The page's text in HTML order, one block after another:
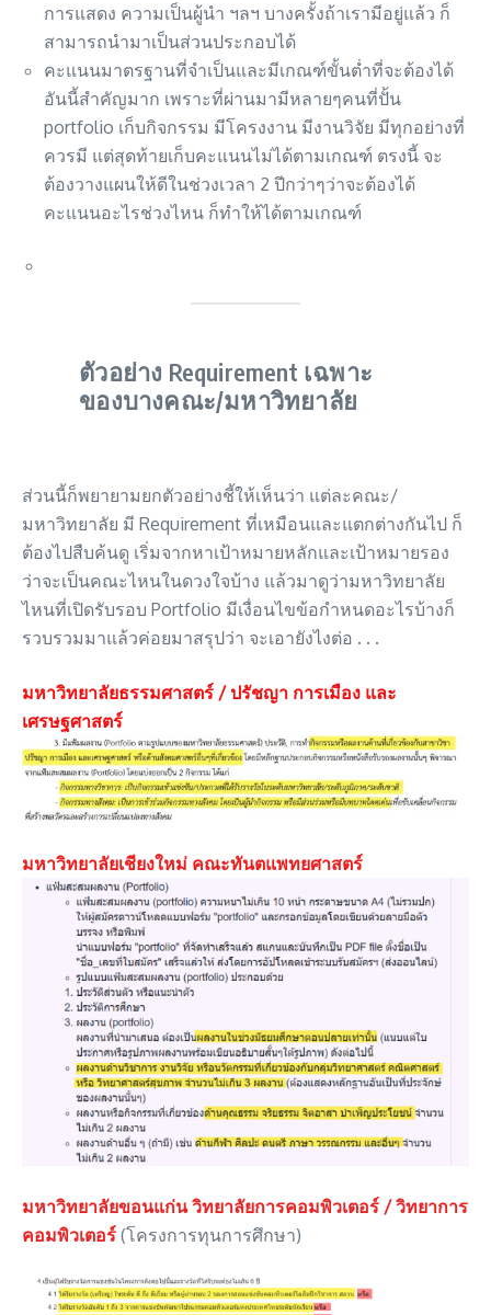
การแสดง ความเป็นผู้นำ ฯลฯ บางครั้งถ้าเรามีอยู่แล้ว ก็
สามารถนำมาเป็นส่วนประกอบได้
คะแนนมาตรฐานที่จำเป็นและมีเกณฑ์ขั้นต่ำที่จะต้องได้
อันนี้สำคัญมาก เพราะที่ผ่านมามีหลายๆคนที่ปั้น
portfolio เก็บกิจกรรม มีโครงงาน มีงานวิจัย มีทุกอย่างที่
ควรมี แต่สุดท้ายเก็บคะแนนไม่ได้ตามเกณฑ์ ตรงนี้ จะ
ต้องวางแผนให้ดีในช่วงเวลา 2 ปีกว่าๆว่าจะต้องได้
คะแนนอะไรช่วงไหน ก็ทำให้ได้ตามเกณฑ์
ตัวอย่าง Requirement เฉพาะ
ของบางคณะ/มหาวิทยาลัย
ส่วนนี้ก็พยายามยกตัวอย่างชี้ให้เห็นว่า แต่ละคณะ/
มหาวิทยาลัย มี Requirement ที่เหมือนและแตกต่างกันไป ก็
ต้องไปสืบค้นดู เริ่มจากหาเป้าหมายหลักและเป้าหมายรอง
ว่าจะเป็นคณะไหนในดวงใจบ้าง แล้วมาดูว่ามหาวิทยาลัย
ไหนที่เปิดรับรอบ Portfolio มีเงื่อนไขข้อกำหนดอะไรบ้างก็
รวบรวมมาแล้วค่อยมาสรุปว่า จะเอายังไงต่อ . . .
มหาวิทยาลัยธรรมศาสตร์ / ปรัชญา การเมือง และ
เศรษฐศาสตร์
มหาวิทยาลัยเชียงใหม่ คณะทันตแพทยศาสตร์
มหาวิทยาลัยขอนแก่น วิทยาลัยการคอมพิวเตอร์ / วิทยาการ
คอมพิวเตอร์ (โครงการทุนการศึกษา)